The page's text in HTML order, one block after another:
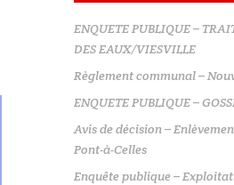
ENQUETE PUBLIQUE –
DES EAUX/VIESVILLE
Règlement communal –
ENQUETE PUBLIQUE –
Avis de décision –
Pont-à-Celles
Enquête publique –